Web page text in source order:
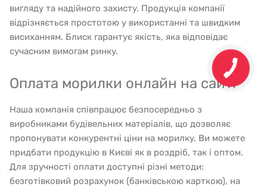
вигляду та надійного захисту. Продукція компанії
відрізняється простотою у використанні та швидким
висиханням. Блиск гарантує якість, яка відповідає
сучасним вимогам ринку.
Оплата морилки онлайн на сайті
Наша компанія співпрацює безпосередньо з
виробниками будівельних матеріалів, що дозволяє
пропонувати конкурентні ціни на морилку. Ви можете
придбати продукцію в Києві як в роздріб, так і оптом.
Для зручності оплати доступні різні методи:
безготівковий розрахунок (банківською карткою), на